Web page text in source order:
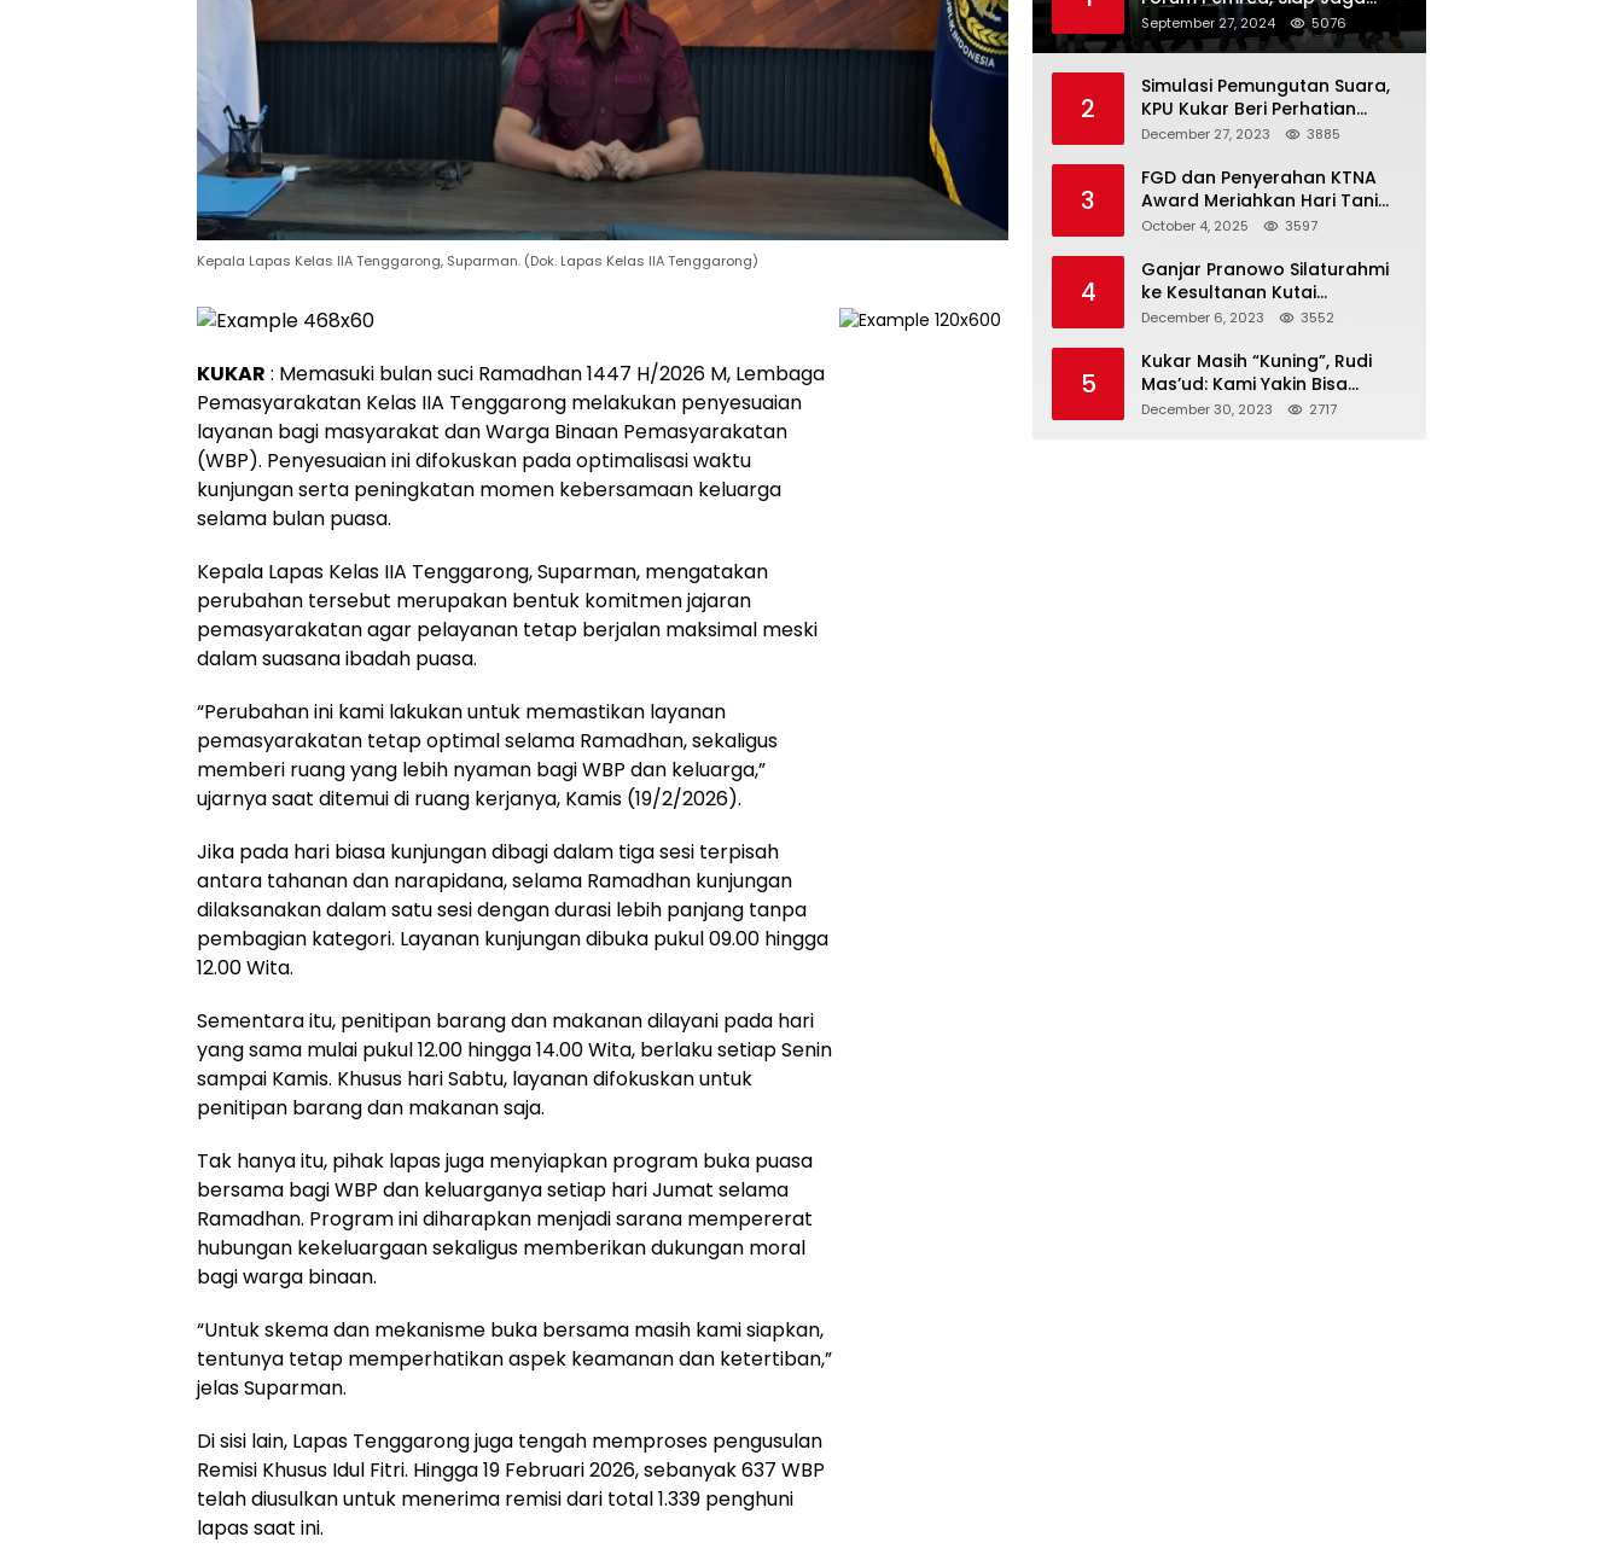
Kepala Lapas Kelas IIA Tenggarong, Suparman. (Dok. Lapas Kelas IIA Tenggarong)
KUKAR : Memasuki bulan suci Ramadhan 1447 H/2026 M, Lembaga
Pemasyarakatan Kelas IIA Tenggarong melakukan penyesuaian
layanan bagi masyarakat dan Warga Binaan Pemasyarakatan
(WBP). Penyesuaian ini difokuskan pada optimalisasi waktu
kunjungan serta peningkatan momen kebersamaan keluarga
selama bulan puasa.
Kepala Lapas Kelas IIA Tenggarong, Suparman, mengatakan
perubahan tersebut merupakan bentuk komitmen jajaran
pemasyarakatan agar pelayanan tetap berjalan maksimal meski
dalam suasana ibadah puasa.
“Perubahan ini kami lakukan untuk memastikan layanan
pemasyarakatan tetap optimal selama Ramadhan, sekaligus
memberi ruang yang lebih nyaman bagi WBP dan keluarga,”
ujarnya saat ditemui di ruang kerjanya, Kamis (19/2/2026).
Jika pada hari biasa kunjungan dibagi dalam tiga sesi terpisah
antara tahanan dan narapidana, selama Ramadhan kunjungan
dilaksanakan dalam satu sesi dengan durasi lebih panjang tanpa
pembagian kategori. Layanan kunjungan dibuka pukul 09.00 hingga
12.00 Wita.
Sementara itu, penitipan barang dan makanan dilayani pada hari
yang sama mulai pukul 12.00 hingga 14.00 Wita, berlaku setiap Senin
sampai Kamis. Khusus hari Sabtu, layanan difokuskan untuk
penitipan barang dan makanan saja.
Tak hanya itu, pihak lapas juga menyiapkan program buka puasa
bersama bagi WBP dan keluarganya setiap hari Jumat selama
Ramadhan. Program ini diharapkan menjadi sarana mempererat
hubungan kekeluargaan sekaligus memberikan dukungan moral
bagi warga binaan.
“Untuk skema dan mekanisme buka bersama masih kami siapkan,
tentunya tetap memperhatikan aspek keamanan dan ketertiban,”
jelas Suparman.
Di sisi lain, Lapas Tenggarong juga tengah memproses pengusulan
Remisi Khusus Idul Fitri. Hingga 19 Februari 2026, sebanyak 637 WBP
telah diusulkan untuk menerima remisi dari total 1.339 penghuni
lapas saat ini.
Kualitas Media Daring di
Indonesia
September 27, 2024 5076
2
Simulasi Pemungutan Suara,
KPU Kukar Beri Perhatian
Penyandang Disabilitas
December 27, 2023 3885
3
FGD dan Penyerahan KTNA
Award Meriahkan Hari Tani
Nasional di Kukar
October 4, 2025 3597
4
Ganjar Pranowo Silaturahmi
ke Kesultanan Kutai
Kartanegara
December 6, 2023 3552
5
Kukar Masih “Kuning”, Rudi
Mas’ud: Kami Yakin Bisa
Menang di Pemilu 2024
December 30, 2023 2717